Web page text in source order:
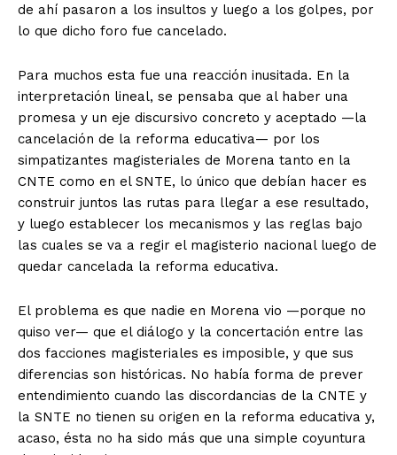
de ahí pasaron a los insultos y luego a los golpes, por
lo que dicho foro fue cancelado.
Para muchos esta fue una reacción inusitada. En la
interpretación lineal, se pensaba que al haber una
promesa y un eje discursivo concreto y aceptado —la
cancelación de la reforma educativa— por los
simpatizantes magisteriales de Morena tanto en la
CNTE como en el SNTE, lo único que debían hacer es
construir juntos las rutas para llegar a ese resultado,
y luego establecer los mecanismos y las reglas bajo
las cuales se va a regir el magisterio nacional luego de
quedar cancelada la reforma educativa.
El problema es que nadie en Morena vio —porque no
quiso ver— que el diálogo y la concertación entre las
dos facciones magisteriales es imposible, y que sus
diferencias son históricas. No había forma de prever
entendimiento cuando las discordancias de la CNTE y
la SNTE no tienen su origen en la reforma educativa y,
acaso, ésta no ha sido más que una simple coyuntura